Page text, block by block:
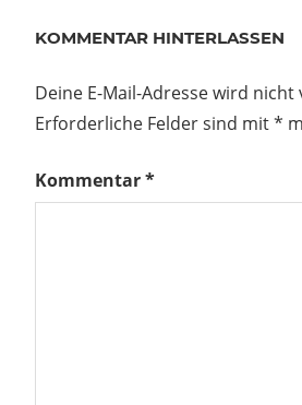
KOMMENTAR HINTERLASSEN
Deine E-Mail-Adresse wird
Erforderliche Felder sind mit*
Kommentar*